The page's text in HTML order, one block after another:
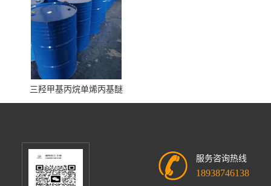
三羟甲基丙烷单烯丙基醚
服务咨询热线
18938746138